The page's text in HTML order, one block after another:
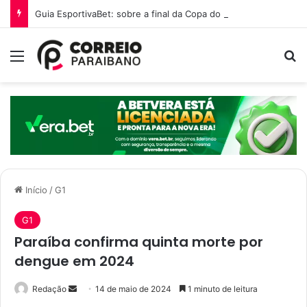
Guia EsportivaBet: sobre a final da Copa do Mundo 2026
Menu
Início /G1
G1
Paraíba confirma quinta morte por
dengue em 2024
Redação 14 de maio de 2024 1 minuto de leitura